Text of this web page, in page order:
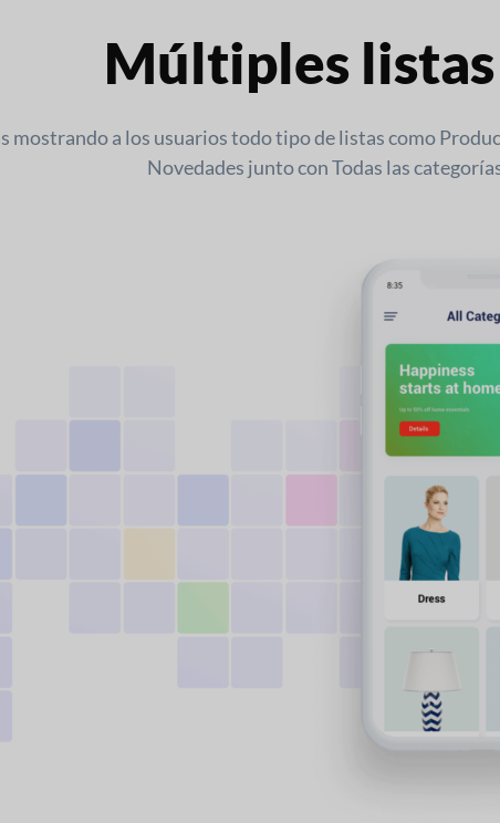
Múltiples
mostrando a los usuarios todo tipo de listas como
Novedades junto con Todas las